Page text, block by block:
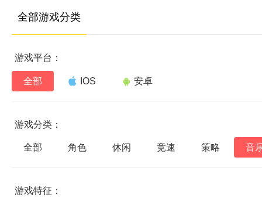
全部游戏分类
游戏平台：
全部 IOS 安卓
游戏分类：
全部 角色 休闲 竞速 策略 音
游戏特征：